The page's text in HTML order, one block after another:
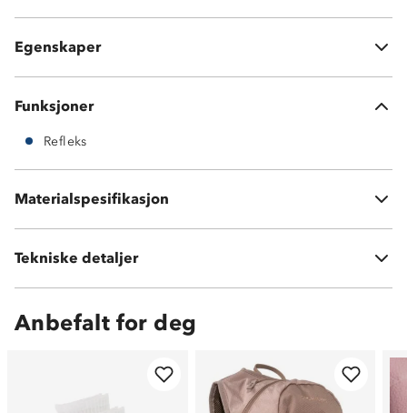
Egenskaper
Refleks
Funksjoner
Refleks
Materialspesifikasjon
100 % polyester
Tekniske detaljer
Volum: 15 L
Anbefalt for deg